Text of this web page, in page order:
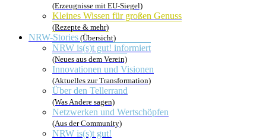
(Erzeugnisse mit EU-Siegel)
Kleines Wissen für großen Genuss
(Rezepte & mehr)
NRW-Stories (Übersicht)
NRW is(s)t gut! informiert
(Neues aus dem Verein)
Innovationen und Visionen
(Aktuelles zur Transformation)
Über den Tellerrand
(Was Andere sagen)
Netzwerken und Wertschöpfen
(Aus der Community)
NRW is(s)t gut!